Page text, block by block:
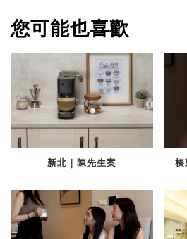
您可能也喜歡
新北｜陳先生案 榛